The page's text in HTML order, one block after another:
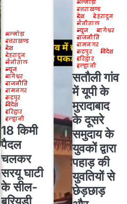
अल्मोड़ा
उत्तराखण्ड
देश
देहरादून
नैनीताल
न्यूज
बागेश्वर
राजनीति
रामनगर
रुद्रपुर
विदेश
हरिद्वार
हल्द्वानी
18 किमी
पैदल
चलकर
सरयू घाटी
के सील-
अल्मोड़ा
उत्तराखण्ड
देश
देहरादून
नैनीताल
न्यूज
बागेश्वर
राजनीति
रामनगर
रुद्रपुर
विदेश
हरिद्वार
हल्द्वानी
सतौली गांव
में यूपी के
मुरादाबाद
के दूसरे
समुदाय के
युवकों द्वारा
पहाड़ की
युवतियों से
छेड़छाड़